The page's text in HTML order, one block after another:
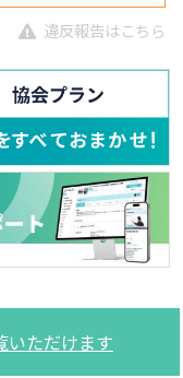
違反報告はこちら
いただけます